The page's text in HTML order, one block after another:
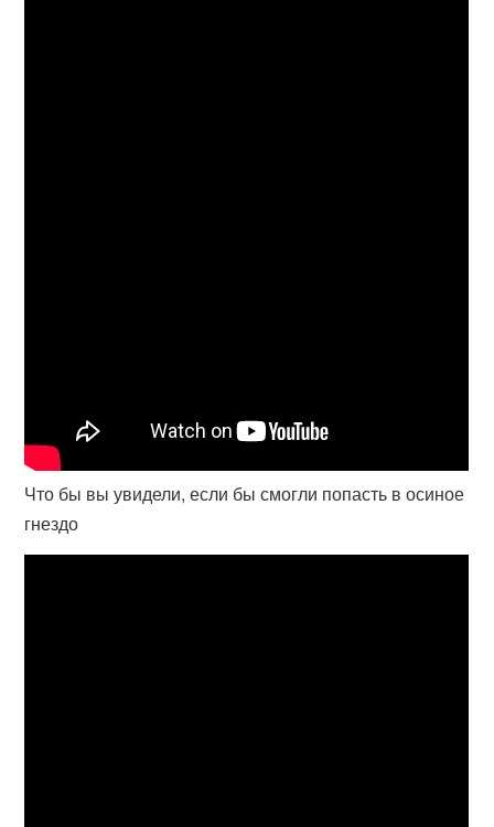
Что бы вы увидели, если бы смогли попасть в осиное
гнездо